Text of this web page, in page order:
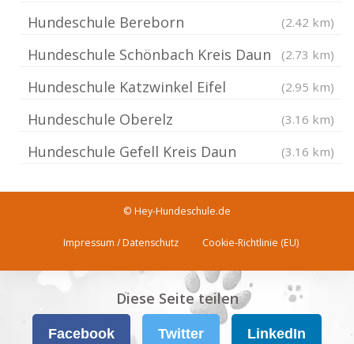
Hundeschule Bereborn (2.42 km)
Hundeschule Schönbach Kreis Daun (2.73 km)
Hundeschule Katzwinkel Eifel (2.95 km)
Hundeschule Oberelz (3.16 km)
Hundeschule Gefell Kreis Daun (3.16 km)
© Hey-Hundeschule.de
Impressum / Datenschutz Cookie-Richtlinie (EU)
Diese Seite teilen
Facebook Twitter LinkedIn